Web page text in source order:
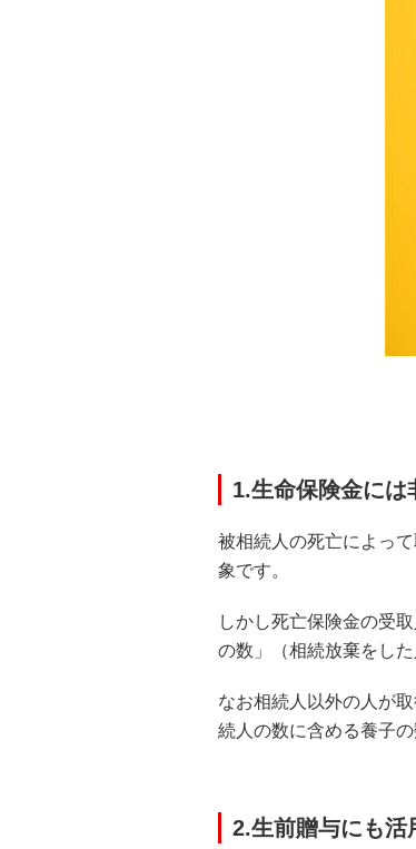
1.生命保険金には
被相続人の死亡によっ
象です。
しかし死亡保険金の受
の数」（相続放棄をし
なお相続人以外の人が
続人の数に含める養子
2.生前贈与にも活